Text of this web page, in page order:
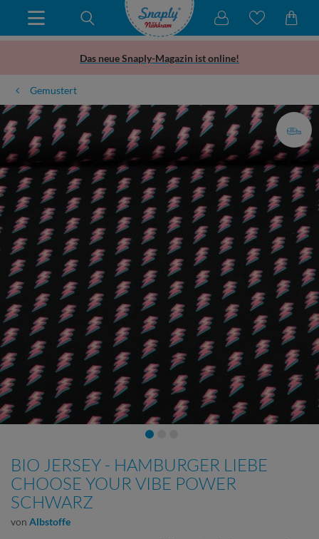
Das neue Snaply-Magazin ist online!
Gemustert
BIO JERSEY - HAMBURGER LIEBE
CHOOSE YOUR VIBE POWER
SCHWARZ
von Albstoffe